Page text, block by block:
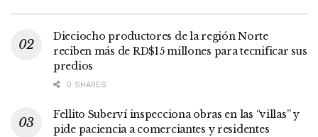
Dieciocho productores de la región Norte
reciben más de RD$15 millones para tecnificar sus
predios
0 SHARES
Fellito Suberví inspecciona obras en las “villas” y
pide paciencia a comerciantes y residentes